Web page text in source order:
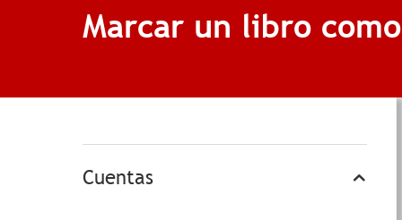
Marcar un libro
Cuentas